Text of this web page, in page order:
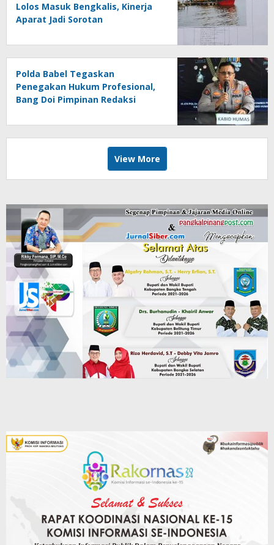
Lolos Masuk Bengkalis, Kinerja
Aparat Jadi Sorotan
Polda Babel Tegaskan
Penegakan Hukum Profesional,
Bang Doi Pimpinan Redaksi
Dua Kali Tak Hadiri Panggilan
View More